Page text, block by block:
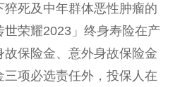
死及中年群体恶性肿瘤的
世荣耀2023」终身寿险在产
保险金、意外身故保险金
项必选责任外，投保人在